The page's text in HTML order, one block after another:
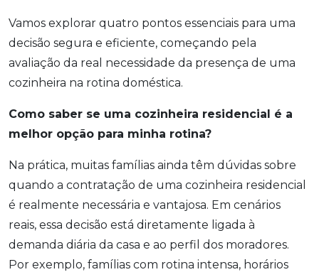
Vamos explorar quatro pontos essenciais para uma
decisão segura e eficiente, começando pela
avaliação da real necessidade da presença de uma
cozinheira na rotina doméstica.
Como saber se uma cozinheira residencial é a
melhor opção para minha rotina?
Na prática, muitas famílias ainda têm dúvidas sobre
quando a contratação de uma cozinheira residencial
é realmente necessária e vantajosa. Em cenários
reais, essa decisão está diretamente ligada à
demanda diária da casa e ao perfil dos moradores.
Por exemplo, famílias com rotina intensa, horários